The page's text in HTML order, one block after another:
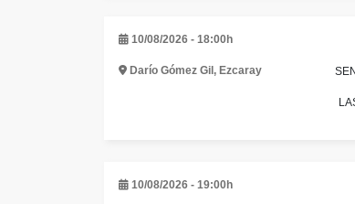
10/08/2026 - 18:00h
Darío Gómez Gil, Ezcaray
10/08/2026 - 19:00h